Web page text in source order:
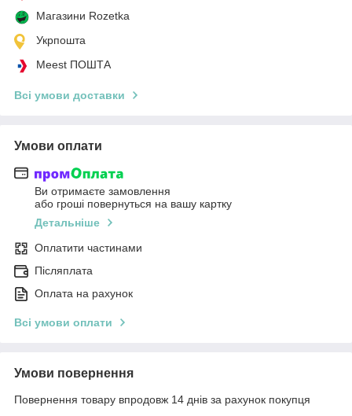
Магазини Rozetka
Укрпошта
Meest ПОШТА
Всі умови доставки
Умови оплати
Ви отримаєте замовлення
або гроші повернуться на вашу картку
Детальніше
Оплатити частинами
Післяплата
Оплата на рахунок
Всі умови оплати
Умови повернення
Повернення товару впродовж 14 днів за рахунок покупця